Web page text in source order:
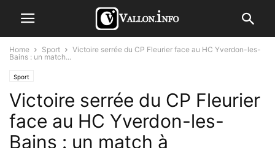
Home Sport
Victoire serrée du CP Fleurier face au HC Yverdon-les-
Bains : un match...
Sport
Victoire serrée du CP Fleurier
face au HC Yverdon-les-
Bains : un match à